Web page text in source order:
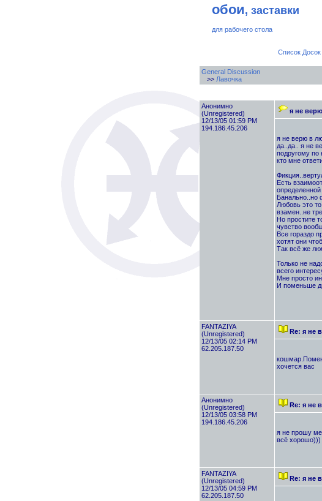
обои, заставки
для рабочего стола
Список Досок
General Discussion
>> Лавочка
Анонимно
(Unregistered)
12/13/05 01:59 PM
194.186.45.206
я не
я не верю в
да..да.. я не
подругому по
кто мне
Есть
Банально..но
Любовь это
взамен..не
Но простите
чувство
Все гораздо
хотят они
Так всё же
Только не
всего
Мне просто
И поменьше
FANTAZIYA
(Unregistered)
12/13/05 02:14 PM
62.205.187.50
Re: я не
хочется вас
Анонимно
(Unregistered)
12/13/05 03:58 PM
194.186.45.206
Re: я не
я не прошу
всё хорошо)))
FANTAZIYA
(Unregistered)
12/13/05 04:59 PM
62.205.187.50
Re: я не